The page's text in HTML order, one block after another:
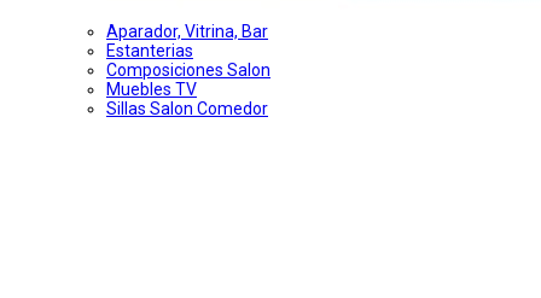
Aparador, Vitrina, Bar
Estanterias
Composiciones Salon
Muebles TV
Sillas Salon Comedor